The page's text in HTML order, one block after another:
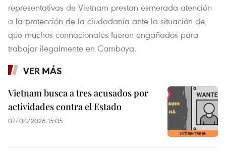
representativas de Vietnam prestan esmerada atención
a la protección de la ciudadanía ante la situación de
que muchos connacionales fueron engañados para
trabajar ilegalmente en Camboya.
VER MÁS
Vietnam busca a tres acusados por
actividades contra el Estado
07/08/2026 15:05